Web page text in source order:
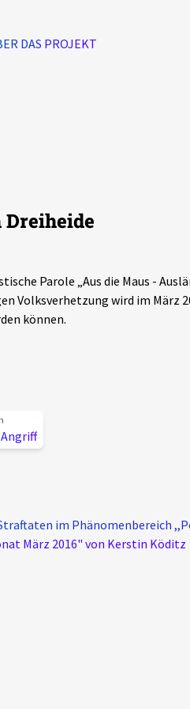
DAS PROJEKT
Parole „Aus die Maus -
Volksverhetzung wird im März
können.
im Phänomenbereich
März 2016" von Kerstin Köditz